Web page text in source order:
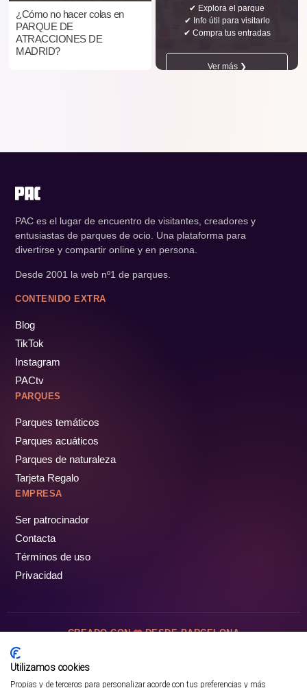
¿Cómo no hacer colas en
PARQUE DE
ATRACCIONES DE
MADRID?
✔ Explora el parque
✔ Info útil para visitarlo
✔ Compra tus entradas
Ver más ❯
PAC es el lugar de encuentro de visitantes, creadores y
entusiastas de parques de ocio. Una plataforma para
divertirse y compartir online y en persona.
Desde 2001 la web nº1 de parques.
CONTENIDO EXTRA
Blog
TikTok
Instagram
PACtv
PARQUES
Parques temáticos
Parques acuáticos
Parques de naturaleza
Tarjeta Regalo
EMPRESA
Ser patrocinador
Contacta
Términos de uso
Privacidad
CREADO CON DESDE BARCELONA
Utilizamos cookies
Propias y de terceros para personalizar acorde con tus preferencias y más